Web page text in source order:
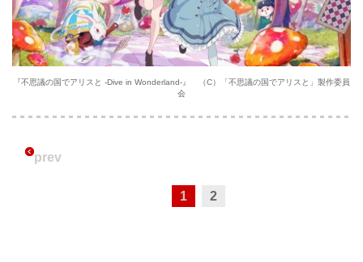
『不思議の国でアリスと -Dive in Wonderland-』 （C）「不思議の国でアリスと」製作委員
会
prev
1 2